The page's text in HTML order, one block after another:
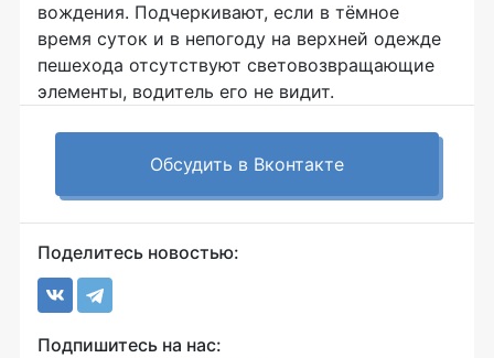
вождения. Подчеркивают, если в тёмное
время суток и в непогоду на верхней одежде
пешехода отсутствуют световозвращающие
элементы, водитель его не видит.
Обсудить в Вконтакте
Поделитесь новостью:
Подпишитесь на нас: